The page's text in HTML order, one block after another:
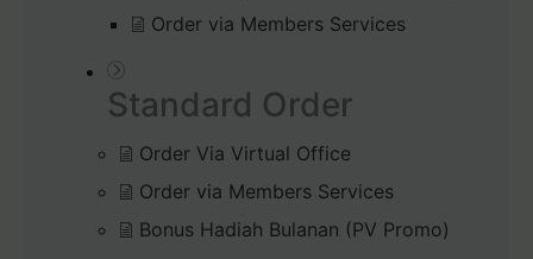
Order via Members Services
Standard Order
Order Via Virtual Office
Order via Members Services
Bonus Hadiah Bulanan (PV Promo)